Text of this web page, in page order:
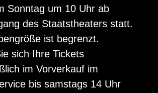
Sonntag um 10 Uhr ab
des Staatstheaters statt.
ist begrenzt.
sich Ihre Tickets
im Vorverkauf im
bis samstags 14 Uhr